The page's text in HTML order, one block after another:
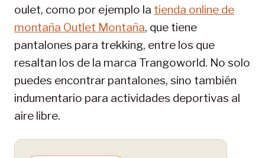
oulet, como por ejemplo la tienda online de
montaña Outlet Montaña, que tiene
pantalones para trekking, entre los que
resaltan los de la marca Trangoworld. No solo
puedes encontrar pantalones, sino también
indumentario para actividades deportivas al
aire libre.